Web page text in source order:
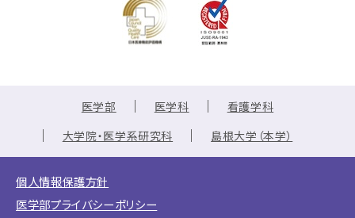
医学部 医学科
看護学科
大学院・医学系研究科
島根大学（本学）
個人情報保護方針
医学部プライバシーポリシー